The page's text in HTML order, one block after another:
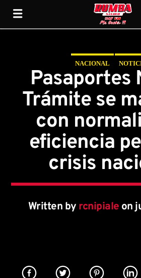
Rumba Stereo
NACIONAL
Pasaportes
Trámite se
con
eficiencia
crisis
Written by rcnipiale on